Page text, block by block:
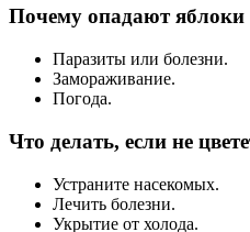
Почему опадают яблоки
Паразиты или болезни.
Замораживание.
Погода.
Что делать, если не
Устраните насекомых.
Лечить болезни.
Укрытие от холода.